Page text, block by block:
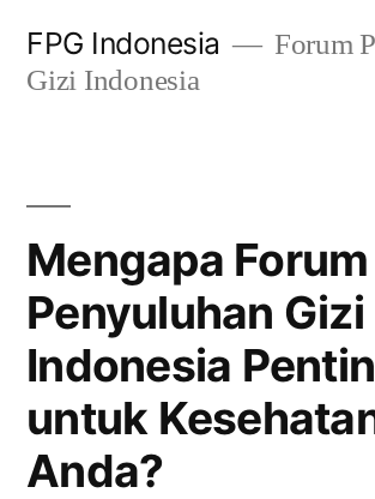
FPG Indonesia
Forum
Gizi Indonesia
Mengapa Forum
Penyuluhan Gizi
Indonesia
untuk
Anda?